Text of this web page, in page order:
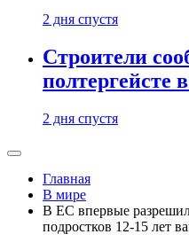
2 дня спустя
Строители
полтергейсте
2 дня спустя
Главная
В мире
В ЕС впервые
подростков 12-15 лет